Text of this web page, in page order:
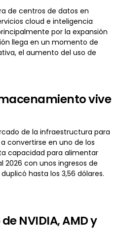
de centros de datos en
cloud e inteligencia
por la expansión
llega en un momento de
el aumento del uso de
vive
de la infraestructura para
convertirse en uno de los
capacidad para alimentar
con unos ingresos de
hasta los 3,56 dólares.
NVIDIA, AMD y